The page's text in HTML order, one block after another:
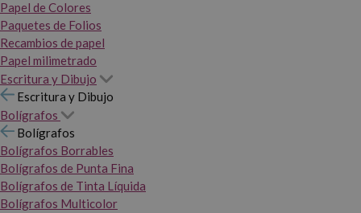
Papel de Colores
Paquetes de Folios
Recambios de papel
Papel milimetrado
Escritura y Dibujo
Escritura y Dibujo
Bolígrafos
Bolígrafos
Bolígrafos Borrables
Bolígrafos de Punta Fina
Bolígrafos de Tinta Líquida
Bolígrafos Multicolor